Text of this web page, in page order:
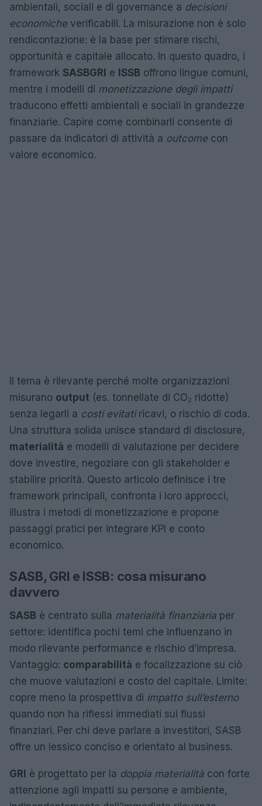
ambientali, sociali e di governance a decisioni
economicheverificabili. La misurazione non è solo
rendicontazione: è la base per stimare rischi,
opportunità e capitale allocato. In questo quadro, i
framework SASBGRI e ISSB offrono lingue comuni,
mentre i modelli di monetizzazione degli impatti
traducono effetti ambientali e sociali in grandezze
finanziarie. Capire come combinarli consente di
passare da indicatori di attività a outcomecon
valore economico.
Il tema è rilevante perché molte organizzazioni
misurano output (es. tonnellate di CO₂ ridotte)
senza legarli a costi evitatiricavi, o rischio di coda.
Una struttura solida unisce standard di disclosure,
materialità e modelli di valutazione per decidere
dove investire, negoziare con gli stakeholder e
stabilire priorità. Questo articolo definisce i tre
framework principali, confronta i loro approcci,
illustra i metodi di monetizzazione e propone
passaggi pratici per integrare KPI e conto
economico.
SASB, GRI e ISSB: cosa misurano
davvero
SASB è centrato sulla materialità finanziaria per
settore: identifica pochi temi che influenzano in
modo rilevante performance e rischio d’impresa.
Vantaggio: comparabilità e focalizzazione su ciò
che muove valutazioni e costo del capitale. Limite:
copre meno la prospettiva di impatto sull’esterno
quando non ha riflessi immediati sui flussi
finanziari. Per chi deve parlare a investitori, SASB
offre un lessico conciso e orientato al business.
GRI è progettato per la doppia materialità con forte
attenzione agli impatti su persone e ambiente,